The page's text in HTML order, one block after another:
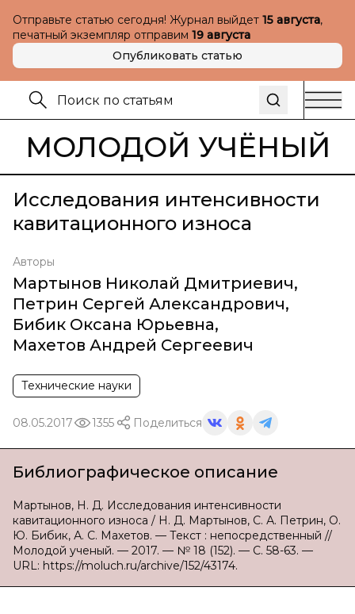
Отправьте статью сегодня! Журнал выйдет 15 августа,
печатный экземпляр отправим 19 августа
Опубликовать статью
МОЛОДОЙ УЧЁНЫЙ
Исследования интенсивности
кавитационного износа
Авторы
Мартынов Николай Дмитриевич,
Петрин Сергей Александрович,
Бибик Оксана Юрьевна,
Махетов Андрей Сергеевич
Технические науки
08.05.2017 1355 Поделиться
Библиографическое описание
Мартынов, Н. Д. Исследования интенсивности
кавитационного износа / Н. Д. Мартынов, С. А. Петрин, О.
Ю. Бибик, А. С. Махетов. — Текст : непосредственный //
Молодой ученый. — 2017. — № 18 (152). — С. 58-63. —
URL: https://moluch.ru/archive/152/43174.